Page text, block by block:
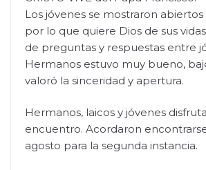
Los jóvenes se mostraron
por lo que quiere Dios de sus
de preguntas y respuestas entre
Hermanos estuvo muy bueno,
valoró la sinceridad y apertura.
Hermanos, laicos y jóvenes
encuentro. Acordaron
agosto para la segunda instancia.